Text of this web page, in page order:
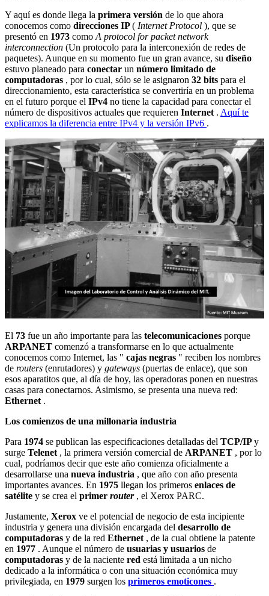
Y aquí es donde llega la primera versión de lo que ahora
conocemos como direcciones IP( Internet Protocol ), que se
presentó en 1973 como A protocol for packet network
interconnection (Un protocolo para la interconexión de redes de
paquetes). Aunque en su momento fue un gran avance, su diseño
estuvo planeado para conectar un número limitado de
computadoras , por lo cual, sólo se le asignaron 32 bits para el
direccionamiento, esta característica se convertiría en un problema
en el futuro porque el IPv4 no tiene la capacidad para conectar el
número de dispositivos actuales que requieren Internet . Aquí te
explicamos la diferencia entre IPv4 y la versión IPv6 .
El 73 fue un año importante para las telecomunicaciones porque
ARPANET comenzó a transformarse en lo que actualmente
conocemos como Internet, las " cajas negras " reciben los nombres
de routers (enrutadores) y gateways (puertas de enlace), que son
esos aparatitos que, al día de hoy, las operadoras ponen en nuestras
casas para conectarnos. Asimismo, se presenta una nueva red:
Ethernet .
Los comienzos de una millonaria industria
Para 1974 se publican las especificaciones detalladas del TCP/IPy
surge Telenet , la primera versión comercial de ARPANET , por lo
cual, podríamos decir que este año comienza oficialmente a
desarrollarse una nueva industria , que año con año presenta
importantes avances. En 1975 llegan los primeros enlaces de
satélite y se crea el primer router , el Xerox PARC.
Justamente, Xerox ve el potencial de negocio de esta incipiente
industria y genera una división encargada del desarrollo de
computadoras y de la red Ethernet , de la cual obtiene la patente
en 1977 . Aunque el número de usuarias y usuarios de
computadoras y de la naciente red está limitada a un nicho
dedicado a la informática o con una situación económica muy
privilegiada, en 1979 surgen los primeros emoticones .